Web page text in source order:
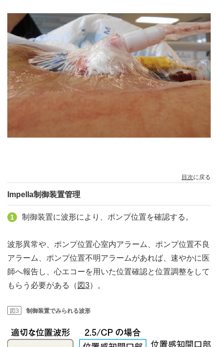
目次に戻る
Impella制御装置管理
1 制御装置に波形により、ポンプ位置を確認する。
波形異常や、ポンプ位置心室内アラーム、ポンプ位置不良
アラーム、ポンプ位置不明アラームがあれば、速やかに医
師へ報告し、心エコーを用いた位置確認と位置調整をして
もらう必要がある（ 図3）。
図3 制御装置でみられる波形